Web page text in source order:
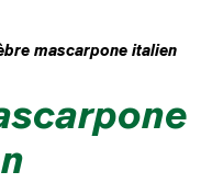
mascarpone italien